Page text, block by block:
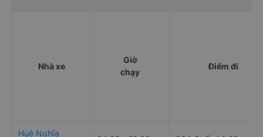
Nhà xe
Giờ
chạy
Điểm đi
Huệ Nghĩa